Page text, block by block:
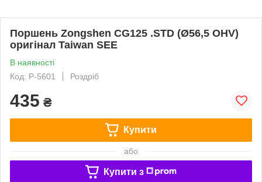
Поршень Zongshen CG125 .STD (Ø56,5 OHV)
оригінал Taiwan SEE
В наявності
Код: P-5601
Роздріб
435 ₴
Купити
або
Купити з